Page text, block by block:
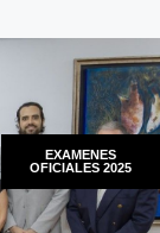
EXAMENES
OFICIALES 2025